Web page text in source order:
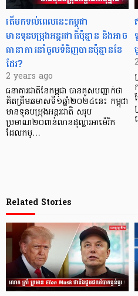
តើមកទល់ពេលនេះកម្ពុជា
មានទុនបម្រុងអន្តរជាតិប៉ុន្មាន និងអាច
ធានាការនាំចូលទំនិញបានប៉ុន្មានខែ
ដែរ?
2 years ago
ធនាគារជាតិនៃកម្ពុជា បានគូសបញ្ជាក់ថា
គិតត្រឹមឆមាសទី១ឆ្នាំ២០២៤នេះ កម្ពុជា
មានទុនបម្រុងអន្តរជាតិ សរុប
ប្រមាណ២០ពាន់លានដុល្លារអាម៉េរិក
ដែលកម្…
Related Stories